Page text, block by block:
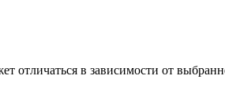
отличаться в зависимости от